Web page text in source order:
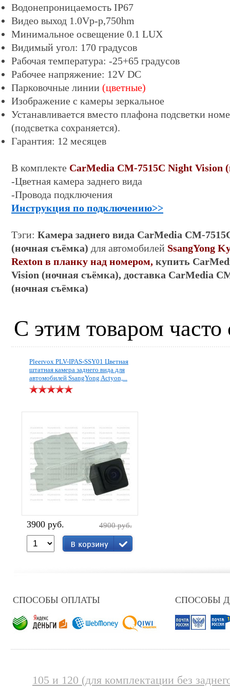
Водонепроницаемость IP67
Видео выход 1.0Vp-p,750hm
Минимальное освещение 0.1 LUX
Видимый угол: 170 градусов
Рабочая температура: -25+65 градусов
Рабочее напряжение: 12V DC
Парковочные линии (цветные)
Изображение с камеры зеркальное
Устанавливается вместо плафона подсветки
(подсветка сохраняется).
Гарантия: 12 месяцев
В комплекте CarMedia CM-7515C Night Vision
-Цветная камера заднего вида
-Провода подключения
Инструкция по подключению>>
Тэги: Камера заднего вида CarMedia CM-
(ночная съёмка) для автомобилей SsangYong
Rexton в планку над номером, купить
Vision (ночная съёмка), доставка CarMedia
(ночная съёмка)
С этим товаром часто
Pleervox PLV-IPAS-SSY01 Цветная
штатная камера заднего вида для
автомобилей SsangYong Actyon,...
3900 руб. 4900 руб.
СПОСОБЫ ОПЛАТЫ СПОСОБЫ
105 и 120 (для комплектации без